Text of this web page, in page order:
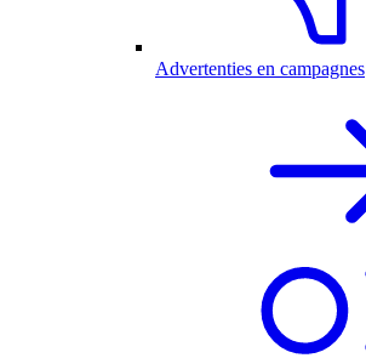
Advertenties en campagnes